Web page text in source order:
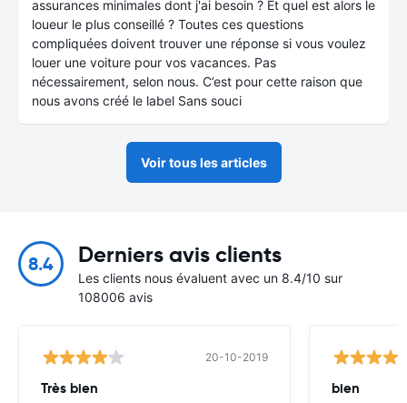
assurances minimales dont j'ai besoin ? Et quel est alors le
loueur le plus conseillé ? Toutes ces questions
compliquées doivent trouver une réponse si vous voulez
louer une voiture pour vos vacances. Pas
nécessairement, selon nous. C’est pour cette raison que
nous avons créé le label Sans souci
Voir tous les articles
8.4 Derniers avis clients
Les clients nous évaluent avec un 8.4/10 sur
108006 avis
20-10-2019
Très bien bien